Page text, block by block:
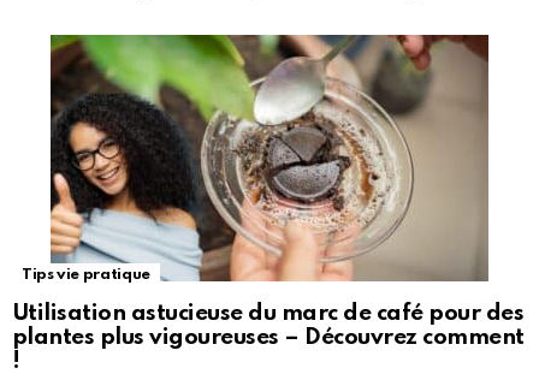
Tips vie pratique
Utilisation astucieuse du marc de café pour des
plantes plus vigoureuses – Découvrez comment
!